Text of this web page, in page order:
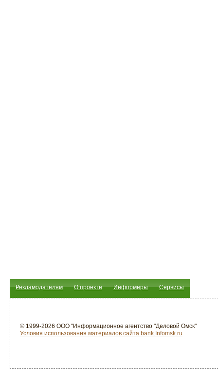
Рекламодателям О проекте Информеры Сервисы
© 1999-2026 ООО "Информационное агентство "Деловой Омск"
Условия использования материалов сайта bank.Infomsk.ru